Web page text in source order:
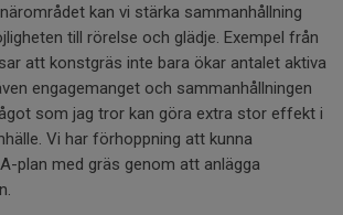
kan vi stärka sammanhållning
till rörelse och glädje. Exempel från
att konstgräs inte bara ökar antalet aktiva
engagemanget och sammanhållningen
som jag tror kan göra extra stor effekt i
Vi har förhoppning att kunna
plan med gräs genom att anlägga